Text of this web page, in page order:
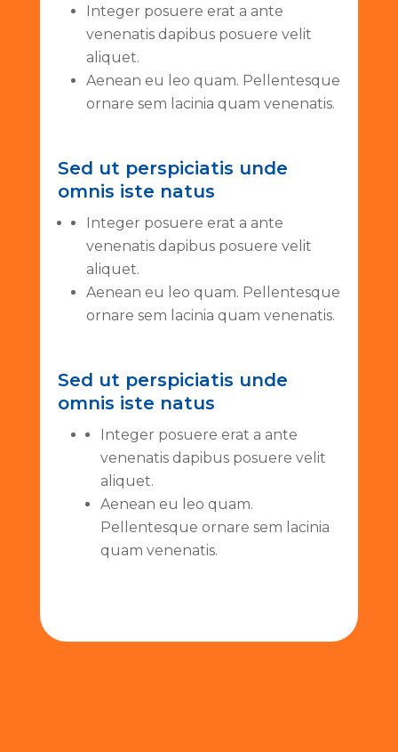
Integer posuere erat a ante
venenatis dapibus posuere velit
aliquet.
Aenean eu leo quam. Pellentesque
ornare sem lacinia quam venenatis.
Sed ut perspiciatis unde
omnis iste natus
Integer posuere erat a ante
venenatis dapibus posuere velit
aliquet.
Aenean eu leo quam. Pellentesque
ornare sem lacinia quam venenatis.
Sed ut perspiciatis unde
omnis iste natus
Integer posuere erat a ante
venenatis dapibus posuere velit
aliquet.
Aenean eu leo quam.
Pellentesque ornare sem lacinia
quam venenatis.